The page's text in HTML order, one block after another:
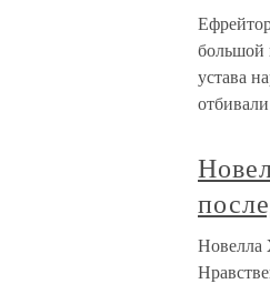
большой
устава
Новелла